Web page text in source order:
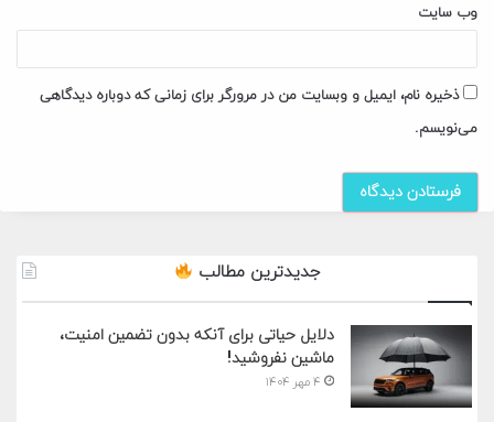
وب‌ سایت
ذخیره نام، ایمیل و وبسایت من در مرورگر برای زمانی که دوباره دیدگاهی
می‌نویسم.
جدیدترین مطالب
دلایل حیاتی برای آنکه بدون تضمین امنیت،
ماشین نفروشید!
۴ مهر ۱۴۰۴